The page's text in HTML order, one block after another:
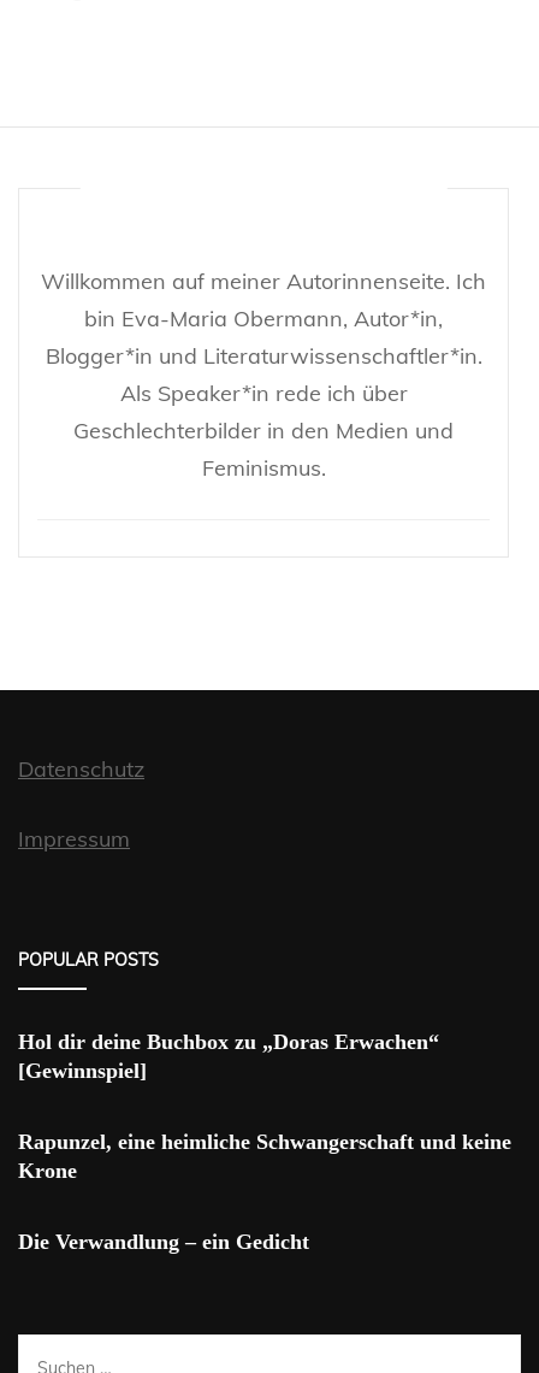
Willkommen auf meiner Autorinnenseite. Ich
bin Eva-Maria Obermann, Autor*in,
Blogger*in und Literaturwissenschaftler*in.
Als Speaker*in rede ich über
Geschlechterbilder in den Medien und
Feminismus.
Datenschutz
Impressum
POPULAR POSTS
Hol dir deine Buchbox zu „Doras Erwachen“
[Gewinnspiel]
Rapunzel, eine heimliche Schwangerschaft und keine
Krone
Die Verwandlung – ein Gedicht
Suchen